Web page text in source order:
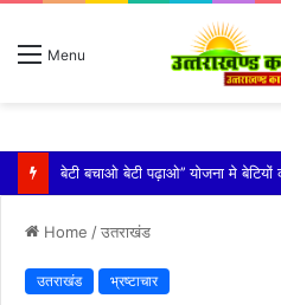
Menu
विशिष्ट पहचान बना रही है आदि कैलाश
Home /उतराखंड
उतराखंड भ्रष्टाचार